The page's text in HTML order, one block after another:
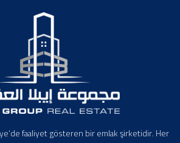
faaliyet gösteren bir emlak şirketidir. Her